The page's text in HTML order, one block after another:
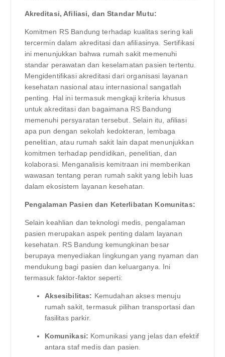
Akreditasi, Afiliasi, dan Standar Mutu:
Komitmen RS Bandung terhadap kualitas sering kali
tercermin dalam akreditasi dan afiliasinya. Sertifikasi
ini menunjukkan bahwa rumah sakit memenuhi
standar perawatan dan keselamatan pasien tertentu.
Mengidentifikasi akreditasi dari organisasi layanan
kesehatan nasional atau internasional sangatlah
penting. Hal ini termasuk mengkaji kriteria khusus
untuk akreditasi dan bagaimana RS Bandung
memenuhi persyaratan tersebut. Selain itu, afiliasi
apa pun dengan sekolah kedokteran, lembaga
penelitian, atau rumah sakit lain dapat menunjukkan
komitmen terhadap pendidikan, penelitian, dan
kolaborasi. Menganalisis kemitraan ini memberikan
wawasan tentang peran rumah sakit yang lebih luas
dalam ekosistem layanan kesehatan.
Pengalaman Pasien dan Keterlibatan Komunitas:
Selain keahlian dan teknologi medis, pengalaman
pasien merupakan aspek penting dalam layanan
kesehatan. RS Bandung kemungkinan besar
berupaya menyediakan lingkungan yang nyaman dan
mendukung bagi pasien dan keluarganya. Ini
termasuk faktor-faktor seperti:
Aksesibilitas: Kemudahan akses menuju
rumah sakit, termasuk pilihan transportasi dan
fasilitas parkir.
Komunikasi: Komunikasi yang jelas dan efektif
antara staf medis dan pasien.